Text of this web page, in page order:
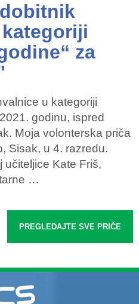
za
u kategoriji
godinu, ispred
Moja volonterska priča
Sisak, u 4. razredu.
učiteljice Kate Friš,
…
PREGLEDAJTE SVE PRIČE